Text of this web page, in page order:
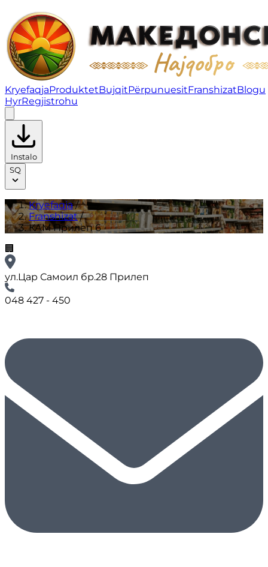
КАМ Прилеп 6 | Franshizat
KryefaqjaProduktetBujqitPërpunuesitFranshizatBlogu
HyrRegjistrohu
Instalo
SQ
Kryefaqja/
Franshizat/
КАМ Прилеп 6
🏢
ул.Цар Самоил бр.28 Прилеп
048 427 - 450